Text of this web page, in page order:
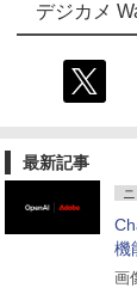
デジカメ
最新記事
機
画